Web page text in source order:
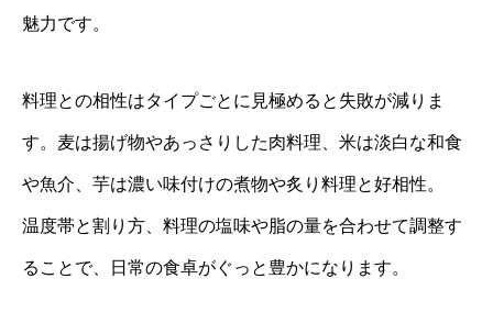
魅力です。
料理との相性はタイプごとに見極めると失敗が減りま
す。麦は揚げ物やあっさりした肉料理、米は淡白な和食
や魚介、芋は濃い味付けの煮物や炙り料理と好相性。
温度帯と割り方、料理の塩味や脂の量を合わせて調整す
ることで、日常の食卓がぐっと豊かになります。